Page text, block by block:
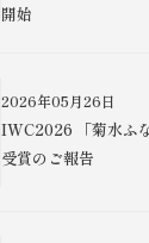
開始
2026年05月26日
IWC2026 「菊水ふ
受賞のご報告